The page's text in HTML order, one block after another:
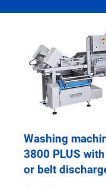
Washing
3800 PLUS
or belt